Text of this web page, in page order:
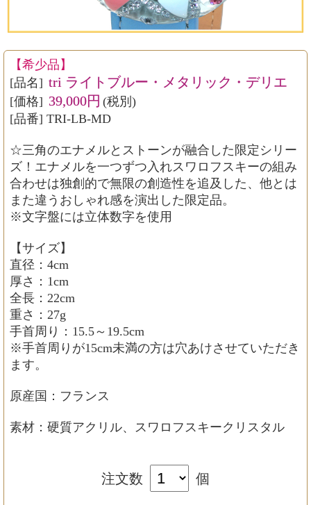
【希少品】
[品名] tri ライトブルー・メタリック・デリエ
[価格] 39,000円 (税別)
[品番] TRI-LB-MD
☆三角のエナメルとストーンが融合した限定シリー
ズ！エナメルを一つずつ入れスワロフスキーの組み
合わせは独創的で無限の創造性を追及した、他とは
また違うおしゃれ感を演出した限定品。
※文字盤には立体数字を使用
【サイズ】
直径：4cm
厚さ：1cm
全長：22cm
重さ：27g
手首周り：15.5～19.5cm
※手首周りが15cm未満の方は穴あけさせていただき
ます。
原産国：フランス
素材：硬質アクリル、スワロフスキークリスタル
注文数 個